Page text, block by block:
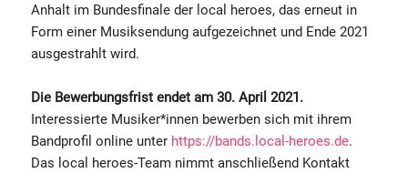
Anhalt im Bundesfinale der local heroes, das erneut in
Form einer Musiksendung aufgezeichnet und Ende 2021
ausgestrahlt wird.
Die Bewerbungsfrist endet am 30. April 2021.
Interessierte Musiker*innen bewerben sich mit ihrem
Bandprofil online unter https://bands.local-heroes.de.
Das local heroes-Team nimmt anschließend Kontakt